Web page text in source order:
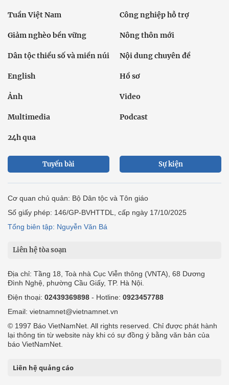
Tuần Việt Nam Công nghiệp hỗ trợ
Giảm nghèo bền vững Nông thôn mới
Dân tộc thiểu số và miền núi Nội dung chuyên đề
English Hồ sơ
Ảnh Video
Multimedia Podcast
24h qua
Tuyến bài Sự kiện
Cơ quan chủ quản: Bộ Dân tộc và Tôn giáo
Số giấy phép: 146/GP-BVHTTDL, cấp ngày 17/10/2025
Tổng biên tập: Nguyễn Văn Bá
Liên hệ tòa soạn
Địa chỉ: Tầng 18, Toà nhà Cục Viễn thông (VNTA), 68 Dương
Đình Nghệ, phường Cầu Giấy, TP. Hà Nội.
Điện thoại: 02439369898 - Hotline: 0923457788
Email: vietnamnet@vietnamnet.vn
© 1997 Báo VietNamNet. All rights reserved. Chỉ được phát hành
lại thông tin từ website này khi có sự đồng ý bằng văn bản của
báo VietNamNet.
Liên hệ quảng cáo